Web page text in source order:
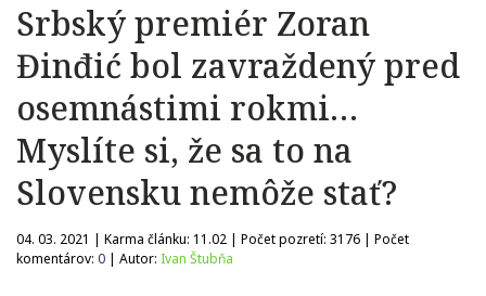
Srbský premiér Zoran
Đinđić bol zavraždený pred
osemnástimi rokmi…
Myslíte si, že sa to na
Slovensku nemôže stať?
04. 03. 2021 | Karma článku: 11.02 | Počet pozretí: 3176 | Počet
komentárov: 0 | Autor: Ivan Štubňa